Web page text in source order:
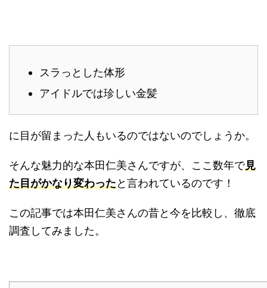
スラっとした体形
アイドルでは珍しい金髪
に目が留まった人もいるのではないのでしょうか。
そんな魅力的な本田仁美さんですが、ここ数年で見
た目がかなり変わったと言われているのです！
この記事では本田仁美さんの昔と今を比較し、徹底
調査してみました。